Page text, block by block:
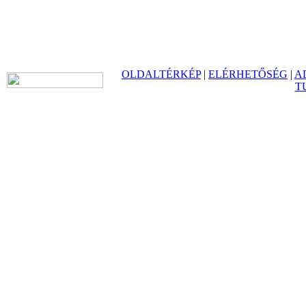
OLDALTÉRKÉP| ELÉRHETŐSÉG |